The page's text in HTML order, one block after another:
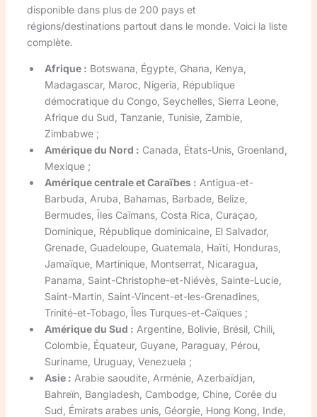
disponible dans plus de 200 pays et
régions/destinations partout dans le monde. Voici la liste
complète.
Afrique : Botswana, Égypte, Ghana, Kenya,
Madagascar, Maroc, Nigeria, République
démocratique du Congo, Seychelles, Sierra Leone,
Afrique du Sud, Tanzanie, Tunisie, Zambie,
Zimbabwe ;
Amérique du Nord : Canada, États-Unis, Groenland,
Mexique ;
Amérique centrale et Caraïbes : Antigua-et-
Barbuda, Aruba, Bahamas, Barbade, Belize,
Bermudes, Îles Caïmans, Costa Rica, Curaçao,
Dominique, République dominicaine, El Salvador,
Grenade, Guadeloupe, Guatemala, Haïti, Honduras,
Jamaïque, Martinique, Montserrat, Nicaragua,
Panama, Saint-Christophe-et-Niévès, Sainte-Lucie,
Saint-Martin, Saint-Vincent-et-les-Grenadines,
Trinité-et-Tobago, Îles Turques-et-Caïques ;
Amérique du Sud : Argentine, Bolivie, Brésil, Chili,
Colombie, Équateur, Guyane, Paraguay, Pérou,
Suriname, Uruguay, Venezuela ;
Asie : Arabie saoudite, Arménie, Azerbaïdjan,
Bahreïn, Bangladesh, Cambodge, Chine, Corée du
Sud, Émirats arabes unis, Géorgie, Hong Kong, Inde,